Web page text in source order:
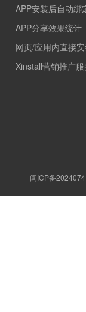
APP安装后自动绑
APP分享效果统计
网页/应用内直接
Xinstall营销推广
闽ICP备